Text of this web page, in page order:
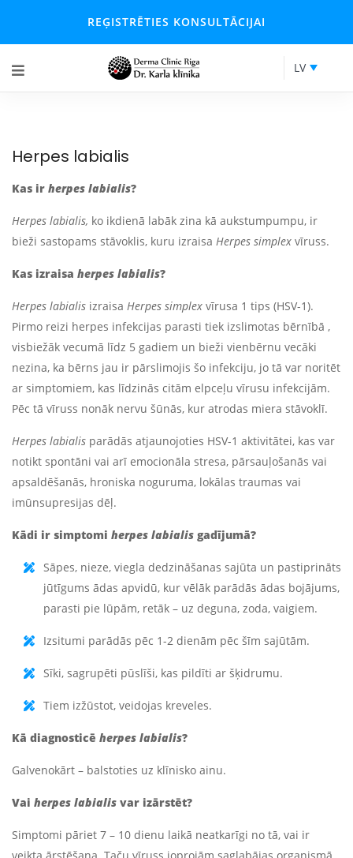
REĢISTRĒTIES KONSULTĀCIJAI
LV
Herpes labialis
Kas ir herpes labialis?
Herpes labialis, ko ikdienā labāk zina kā aukstumpumpu, ir
bieži sastopams stāvoklis, kuru izraisa Herpes simplex vīruss.
Kas izraisa herpes labialis?
Herpes labialis izraisa Herpes simplex vīrusa 1 tips (HSV-1).
Pirmo reizi herpes infekcijas parasti tiek izslimotas bērnībā ,
visbiežāk vecumā līdz 5 gadiem un bieži vienbērnu vecāki
nezina, ka bērns jau ir pārslimojis šo infekciju, jo tā var noritēt
ar simptomiem, kas līdzinās citām elpceļu vīrusu infekcijām.
Pēc tā vīruss nonāk nervu šūnās, kur atrodas miera stāvoklī.
Herpes labialis parādās atjaunojoties HSV-1 aktivitātei, kas var
notikt spontāni vai arī emocionāla stresa, pārsauļošanās vai
apsaldēšanās, hroniska noguruma, lokālas traumas vai
imūnsupresijas dēļ.
Kādi ir simptomi herpes labialis gadījumā?
Sāpes, nieze, viegla dedzināšanas sajūta un pastiprināts
jūtīgums ādas apvidū, kur vēlāk parādās ādas bojājums,
parasti pie lūpām, retāk – uz deguna, zoda, vaigiem.
Izsitumi parādās pēc 1-2 dienām pēc šīm sajūtām.
Sīki, sagrupēti pūslīši, kas pildīti ar šķidrumu.
Tiem izžūstot, veidojas kreveles.
Kā diagnosticē herpes labialis?
Galvenokārt – balstoties uz klīnisko ainu.
Vai herpes labialis var izārstēt?
Simptomi pāriet 7 – 10 dienu laikā neatkarīgi no tā, vai ir